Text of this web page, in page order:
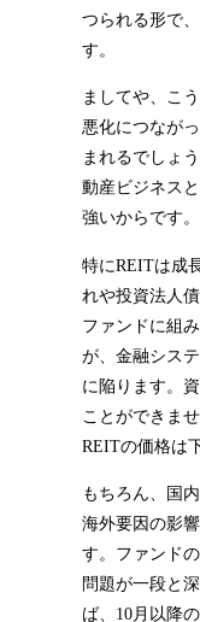
つられる形で
す。
ましてや、こ
悪化につなが
まれるでしょ
動産ビジネス
強いからです。
特にREITは成
れや投資法人
ファンドに組
が、金融シス
に陥ります。
ことができま
REITの価格は
もちろん、国
海外要因の影
す。ファンド
問題が一段と
ば、10月以降